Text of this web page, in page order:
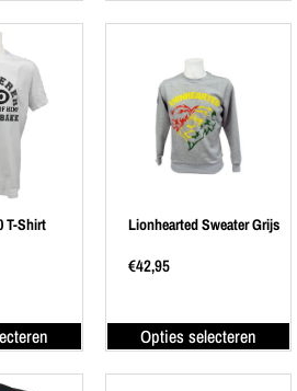
T-Shirt Lionhearted Sweater Grijs
€42,95
Opties selecteren